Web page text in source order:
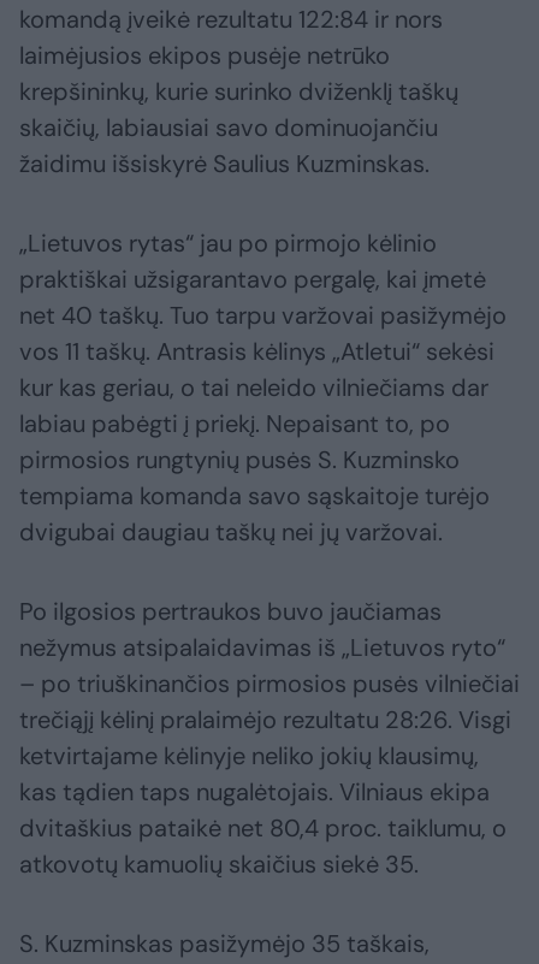
komandą įveikė rezultatu 122:84 ir nors
laimėjusios ekipos pusėje netrūko
krepšininkų, kurie surinko dviženklį taškų
skaičių, labiausiai savo dominuojančiu
žaidimu išsiskyrė Saulius Kuzminskas.
„Lietuvos rytas“ jau po pirmojo kėlinio
praktiškai užsigarantavo pergalę, kai įmetė
net 40 taškų. Tuo tarpu varžovai pasižymėjo
vos 11 taškų. Antrasis kėlinys „Atletui“ sekėsi
kur kas geriau, o tai neleido vilniečiams dar
labiau pabėgti į priekį. Nepaisant to, po
pirmosios rungtynių pusės S. Kuzminsko
tempiama komanda savo sąskaitoje turėjo
dvigubai daugiau taškų nei jų varžovai.
Po ilgosios pertraukos buvo jaučiamas
nežymus atsipalaidavimas iš „Lietuvos ryto“
– po triuškinančios pirmosios pusės vilniečiai
trečiąjį kėlinį pralaimėjo rezultatu 28:26. Visgi
ketvirtajame kėlinyje neliko jokių klausimų,
kas tądien taps nugalėtojais. Vilniaus ekipa
dvitaškius pataikė net 80,4 proc. taiklumu, o
atkovotų kamuolių skaičius siekė 35.
S. Kuzminskas pasižymėjo 35 taškais,